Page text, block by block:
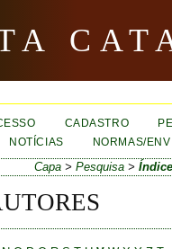
CADASTRO
NOTÍCIAS
NORMAS/
Capa >Pesquisa >